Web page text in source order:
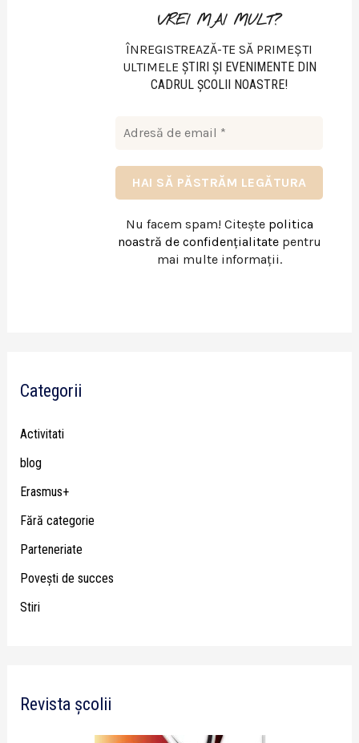
VREI MAI MULT?
ÎNREGISTREAZĂ-TE SĂ PRIMEȘTI
ULTIMELE ŞTIRI ŞI EVENIMENTE DIN
CADRUL ŞCOLII NOASTRE!
Nu facem spam! Citește politica
noastră de confidențialitatepentru
mai multe informații.
Categorii
Activitati
blog
Erasmus+
Fără categorie
Parteneriate
Poveşti de succes
Stiri
Revista școlii